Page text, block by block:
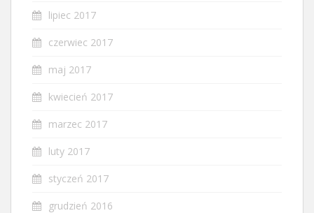
lipiec 2017
czerwiec 2017
maj 2017
kwiecień 2017
marzec 2017
luty 2017
styczeń 2017
grudzień 2016